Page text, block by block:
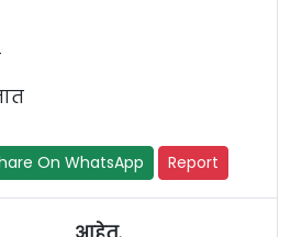
On WhatsApp Report